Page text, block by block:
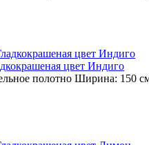
цвет Индиго
полотно Ширина: 150